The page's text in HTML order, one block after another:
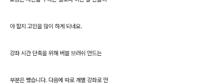
야 할지 고민을 많이 하게 되네요.
강좌 시간 단축을 위해 버블 브러쉬 만드는
부분은 뺐습니다. 다음에 따로 개별 강좌로 만